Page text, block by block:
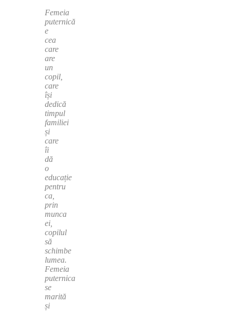
Femeia
puternică
e
cea
care
are
un
copil,
care
își
dedică
timpul
familiei
și
care
îi
dă
o
educație
pentru
ca,
prin
munca
ei,
copilul
să
schimbe
lumea.
Femeia
puternica
se
marită
și